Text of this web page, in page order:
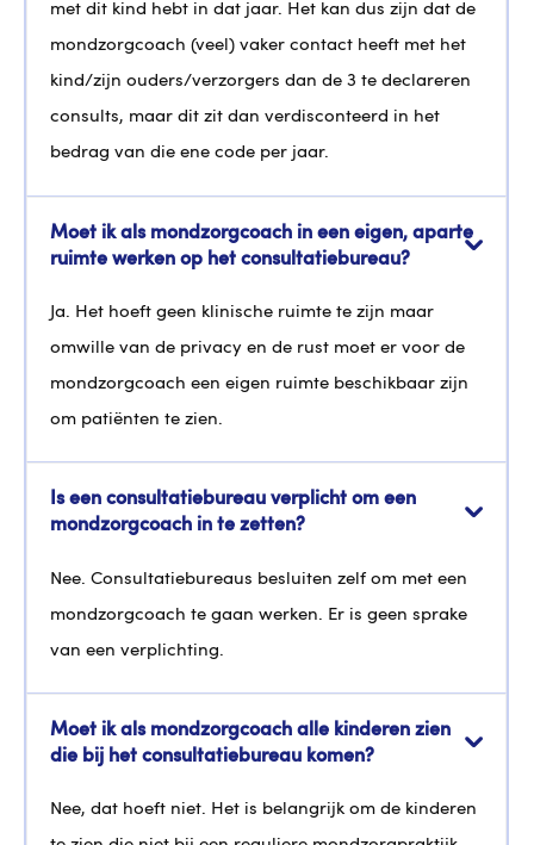
met dit kind hebt in dat jaar. Het kan dus zijn dat de
mondzorgcoach (veel) vaker contact heeft met het
kind/zijn ouders/verzorgers dan de 3 te declareren
consults, maar dit zit dan verdisconteerd in het
bedrag van die ene code per jaar.
Moet ik als mondzorgcoach in een eigen, aparte
ruimte werken op het consultatiebureau?
Ja. Het hoeft geen klinische ruimte te zijn maar
omwille van de privacy en de rust moet er voor de
mondzorgcoach een eigen ruimte beschikbaar zijn
om patiënten te zien.
Is een consultatiebureau verplicht om een
mondzorgcoach in te zetten?
Nee. Consultatiebureaus besluiten zelf om met een
mondzorgcoach te gaan werken. Er is geen sprake
van een verplichting.
Moet ik als mondzorgcoach alle kinderen zien
die bij het consultatiebureau komen?
Nee, dat hoeft niet. Het is belangrijk om de kinderen